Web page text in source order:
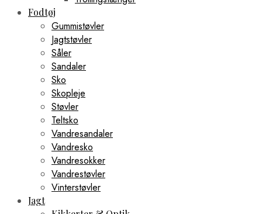
Fodtøj
Gummistøvler
Jagtstøvler
Såler
Sandaler
Sko
Skopleje
Støvler
Teltsko
Vandresandaler
Vandresko
Vandresokker
Vandrestøvler
Vinterstøvler
Jagt